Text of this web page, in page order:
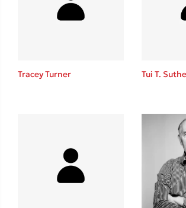
Tracey Turner Tui T.